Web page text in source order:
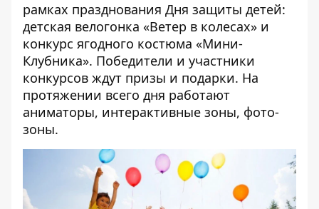
рамках празднования Дня защиты детей:
детская велогонка «Ветер в колесах» и
конкурс ягодного костюма «Мини-
Клубника». Победители и участники
конкурсов ждут призы и подарки. На
протяжении всего дня работают
аниматоры, интерактивные зоны, фото-
зоны.